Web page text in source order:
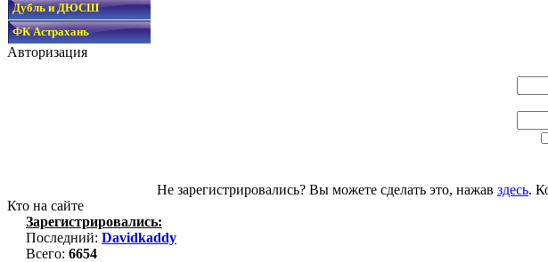
Дубль и ДЮСШ
ФК Астрахань
Авторизация
Не зарегистрировались? Вы можете сделать это, нажав здесь.
Кто на сайте
Зарегистрировались:
Последний: Davidkaddy
Всего: 6654